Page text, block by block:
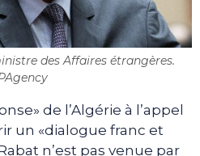
des Affaires étrangères.
de l’Algérie à l’appel
un «dialogue franc et
n’est pas venue par